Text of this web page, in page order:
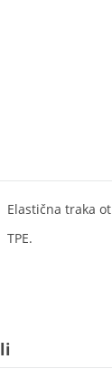
Elastična traka
TPE.